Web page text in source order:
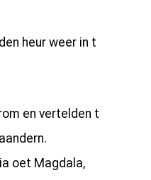
heur weer in t
en vertelden t
oet Magdala,